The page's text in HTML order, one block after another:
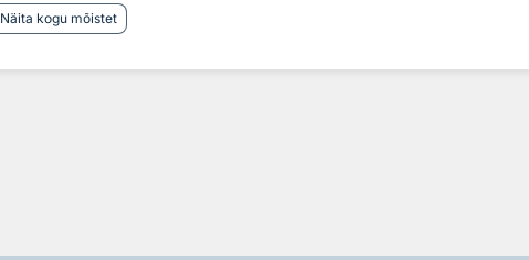
Näita kogu mõistet